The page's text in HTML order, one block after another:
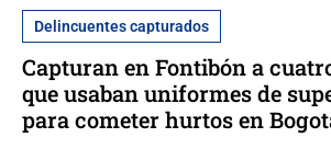
Delincuentes capturados
Capturan en Fontibón a
que usaban uniformes de
para cometer hurtos en